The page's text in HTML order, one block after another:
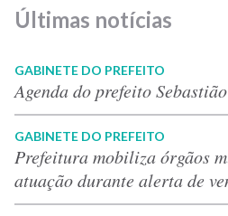
Últimas notícias
GABINETE DO PREFEITO
Agenda do prefeito
GABINETE DO PREFEITO
Prefeitura mobiliza órgãos
atuação durante alerta de